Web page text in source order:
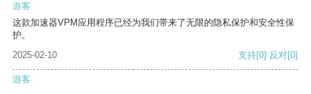
游客
这款加速器VPM应用程序已经为我们带来了无限的隐私保护和安全性保
护。
2025-02-10
支持[0] 反对[0]
游客